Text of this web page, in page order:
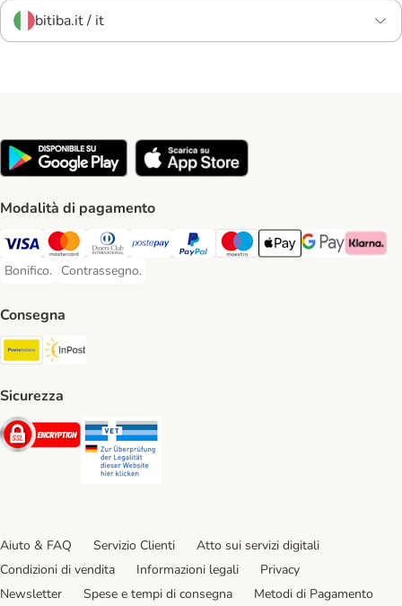
bitiba.it / it
Modalità di pagamento
Visa. Payment Method
Mastercard. Payment Method
Diners Club. Payment Method
Postepay. Payment Method
PayPal. Payment Method
Maestro. Payment Method
Apple pay. Payment
Google Pay
Klarna
Bonifico.
Bonifico. Payment Method
Contrassegno.
Contrassegno. Payment Method
Consegna
Poste Italiane. Shipping Method
Sicurezza
Security
Aiuto & FAQ Servizio Clienti
Atto sui servizi digitali
Condizioni di vendita
Informazioni legali
Privacy
Newsletter
Spese e tempi di consegna Metodi di Pagamento